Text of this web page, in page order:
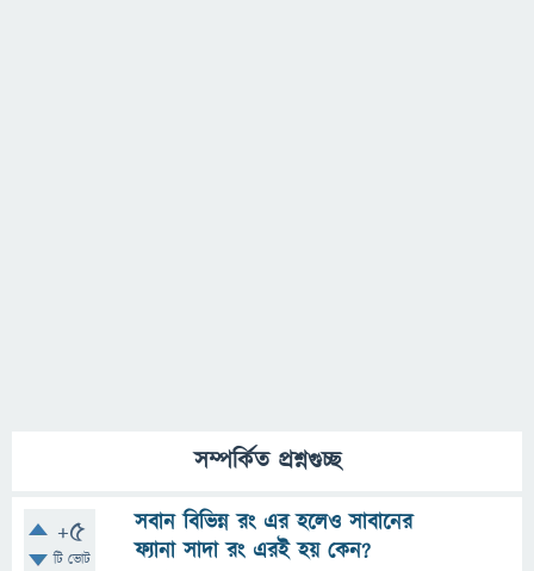
সম্পর্কিত প্রশ্নগুচ্ছ
+5
টি ভোট
সবান বিভিন্ন রং এর হলেও সাবানের
ফ্যানা সাদা রং এরই হয় কেন?